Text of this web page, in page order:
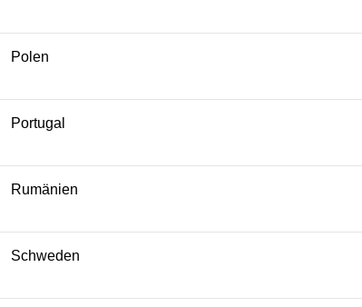
Polen
Portugal
Rumänien
Schweden